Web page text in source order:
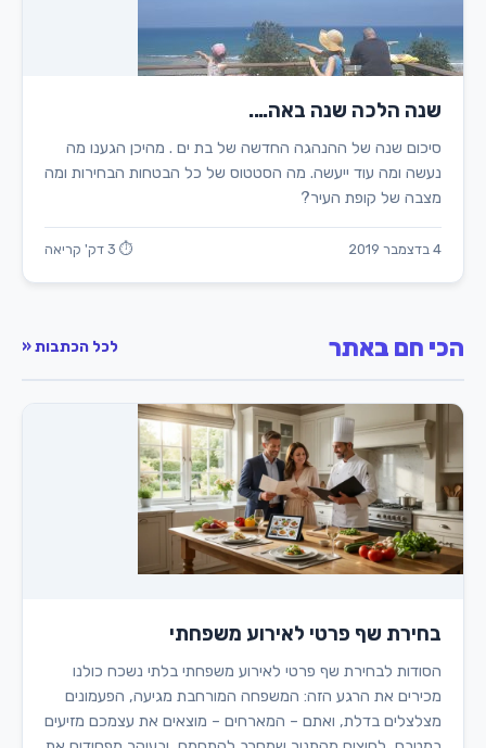
שנה הלכה שנה באה….
סיכום שנה של ההנהגה החדשה של בת ים . מהיכן הגענו מה
נעשה ומה עוד ייעשה. מה הסטטוס של כל הבטחות הבחירות ומה
מצבה של קופת העיר?
4 בדצמבר 2019 ⏱ 3 דק' קריאה
הכי חם באתר לכל הכתבות «
בחירת שף פרטי לאירוע משפחתי
הסודות לבחירת שף פרטי לאירוע משפחתי בלתי נשכח כולנו
מכירים את הרגע הזה: המשפחה המורחבת מגיעה, הפעמונים
מצלצלים בדלת, ואתם – המארחים – מוצאים את עצמכם מזיעים